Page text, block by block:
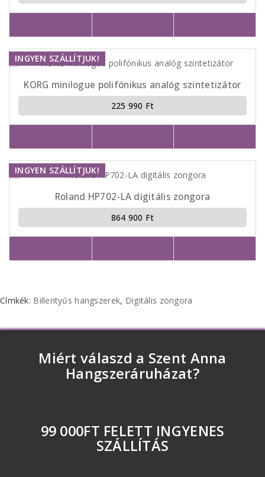
INGYEN SZÁLLÍTJUK!
KORG minilogue polifónikus analóg szintetizátor
225 990 Ft
INGYEN SZÁLLÍTJUK!
Roland HP702-LA digitális zongora
864 900 Ft
Címkék: Billentyűs hangszerek, Digitális zongora
Miért válaszd a Szent Anna
Hangszeráruházat?
99 000FT FELETT INGYENES
SZÁLLÍTÁS